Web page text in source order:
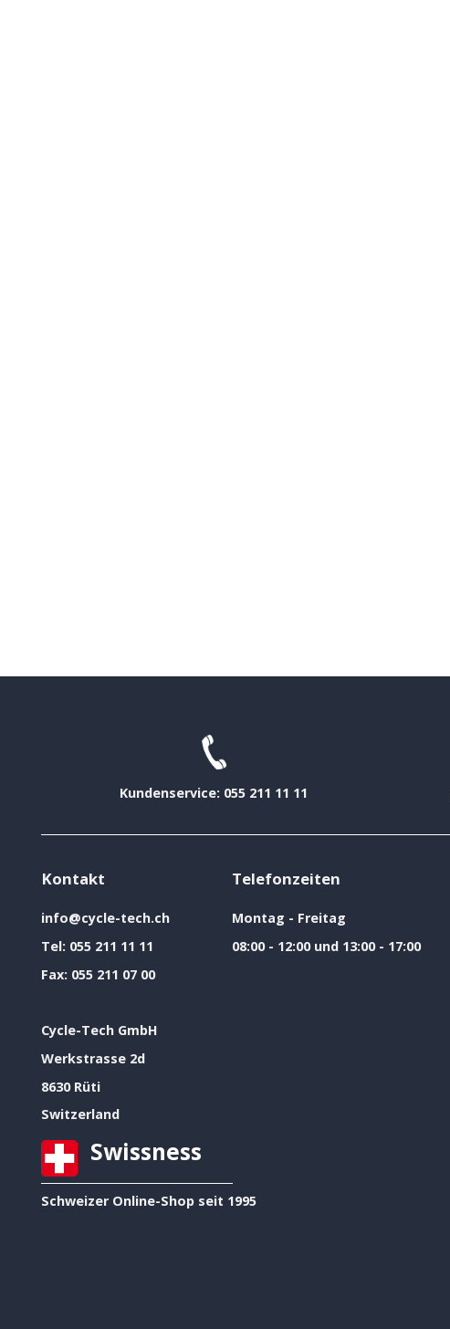
Kundenservice: 055 211 11 11
Kontakt
info@cycle-tech.ch
Tel: 055 211 11 11
Fax: 055 211 07 00
Cycle-Tech GmbH
Werkstrasse 2d
8630 Rüti
Switzerland
Telefonzeiten
Montag - Freitag
08:00 - 12:00 und 13:00 - 17:00
Swissness
Schweizer Online-Shop seit 1995